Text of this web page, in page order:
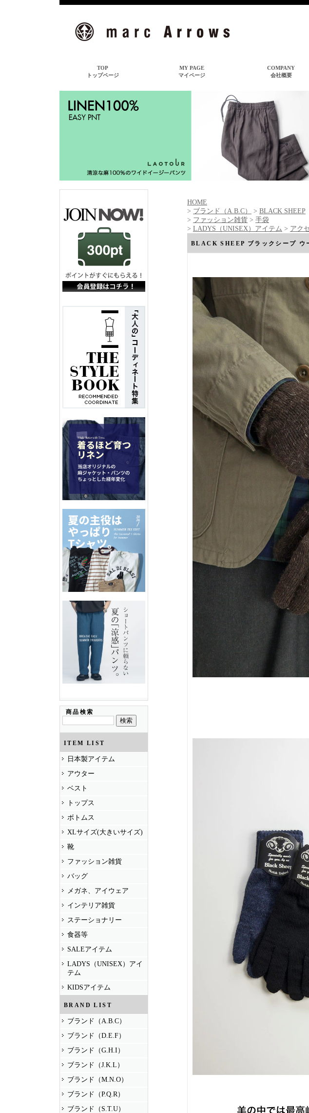
商品検索
ITEM LIST
日本製アイテム
アウター
ベスト
トップス
ボトムス
XLサイズ(大きいサイズ)
靴
ファッション雑貨
バッグ
メガネ、アイウェア
インテリア雑貨
ステーショナリー
食器等
SALEアイテム
LADYS（UNISEX）アイ
テム
KIDSアイテム
BRAND LIST
ブランド（A.B.C）
ブランド（D.E.F）
ブランド（G.H.I）
ブランド（J.K.L）
ブランド（M.N.O）
ブランド（P.Q.R）
ブランド（S.T.U）
HOME
> ブランド（A.B.C） > BLACK SHEEP
> ファッション雑貨 > 手袋
> LADYS（UNISEX）アイテム > アク
BLACK SHEEP ブラックシープ ウ